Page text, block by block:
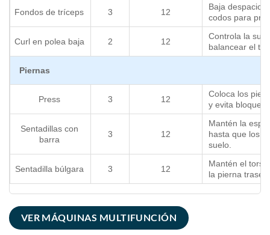
Fondos de tríceps 3 12
Baja despacio
codos para
Curl en polea baja 2 12
Controla la
balancear el
Piernas
Press 3 12
Coloca los pies
y evita
Sentadillas con
barra
3 12
Mantén la
hasta que los
suelo.
Sentadilla búlgara 3 12
Mantén el
la pierna
VER MÁQUINAS MULTIFUNCIÓN